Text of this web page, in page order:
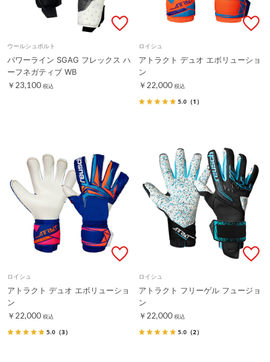
ウールシュポルト
パワーライン SGAG フレックス ハ
ーフネガティブ WB
￥23,100 税込
ロイシュ
アトラクト デュオ エボリューショ
ン
￥22,000 税込
5.0 （1）
ロイシュ
アトラクト デュオ エボリューショ
ン
￥22,000 税込
5.0 （3）
ロイシュ
アトラクト フリーゲル フュージョ
ン
￥22,000 税込
5.0 （2）